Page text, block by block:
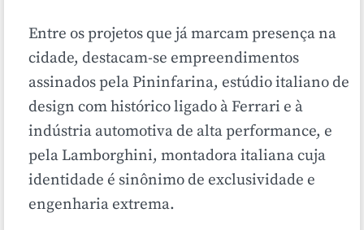
Entre os projetos que já marcam presença na
cidade, destacam-se empreendimentos
assinados pela Pininfarina, estúdio italiano de
design com histórico ligado à Ferrari e à
indústria automotiva de alta performance, e
pela Lamborghini, montadora italiana cuja
identidade é sinônimo de exclusividade e
engenharia extrema.